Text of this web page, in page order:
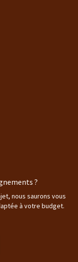
?
nous saurons vous
à votre budget.